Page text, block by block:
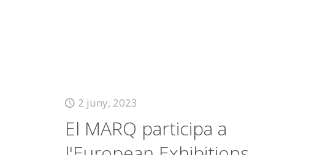
2 juny, 2023
El MARQ participa a